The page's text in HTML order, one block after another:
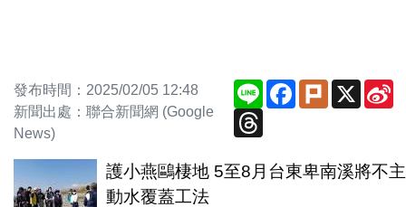
發布時間：2025/02/05 12:48
新聞出處：聯合新聞網 (Google
News)
Line Facebook
PlurkX
Threads
護小燕鷗棲地 5至8月台東卑南溪將不主
動水覆蓋工法